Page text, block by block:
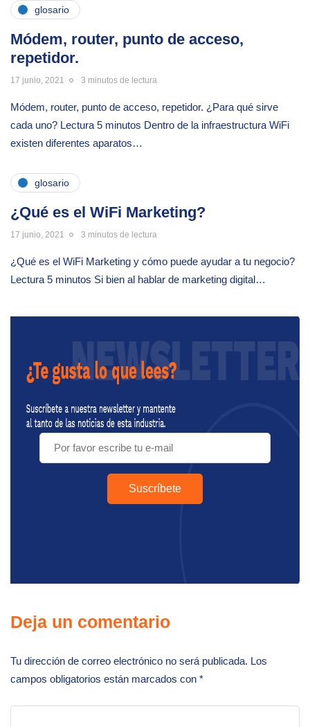
glosario
Módem, router, punto de acceso,
repetidor.
17 junio, 2021 3 minutos de lectura
Módem, router, punto de acceso, repetidor. ¿Para qué sirve
cada uno? Lectura 5 minutos Dentro de la infraestructura WiFi
existen diferentes aparatos…
glosario
¿Qué es el WiFi Marketing?
17 junio, 2021 3 minutos de lectura
¿Qué es el WiFi Marketing y cómo puede ayudar a tu negocio?
Lectura 5 minutos Si bien al hablar de marketing digital…
Deja un comentario
Tu dirección de correo electrónico no será publicada. Los
campos obligatorios están marcados con *